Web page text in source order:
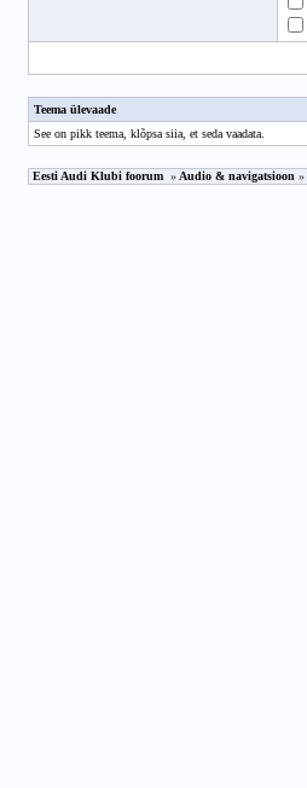
Teema ülevaade
See on pikk teema, klõpsa siia, et seda vaadata.
Eesti Audi Klubi foorum» Audio & navigatsioon »